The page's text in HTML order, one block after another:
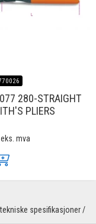
280-STRAIGHT
PLIERS
eks. mva
spesifikasjoner /